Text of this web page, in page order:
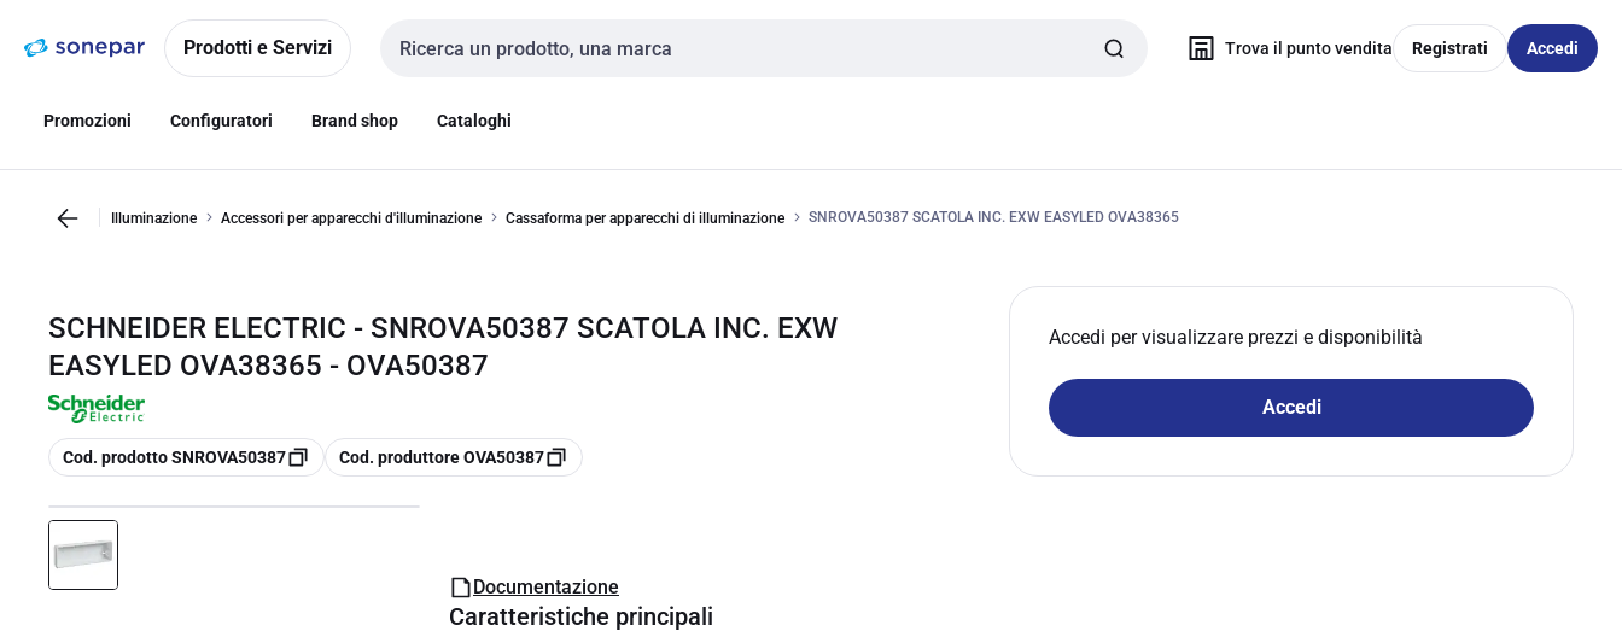
navigazionealla
Prodotti e Servizi
Cerca input
Trova il punto vendita Registrati Accedi
Promozioni Configuratori Brand shop Cataloghi
Illuminazione Accessori per apparecchi d'illuminazione Cassaforma per apparecchi di illuminazione SNROVA50387 SCATOLA INC. EXW EASYLED OVA38365
SCHNEIDER ELECTRIC - SNROVA50387 SCATOLA INC. EXW
EASYLED OVA38365 - OVA50387
copia
Cod. prodotto SNROVA50387 copia
Cod. produttore OVA50387
Accedi per visualizzare prezzi e disponibilità
Accedi
Documentazione
Caratteristiche principali